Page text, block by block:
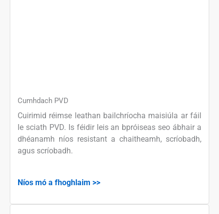
Cumhdach PVD
Cuirimid réimse leathan bailchríocha maisiúla ar fáil
le sciath PVD. Is féidir leis an bpróiseas seo ábhair a
dhéanamh níos resistant a chaitheamh, scríobadh,
agus scríobadh.
Níos mó a fhoghlaim >>